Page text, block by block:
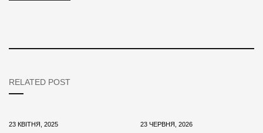
RELATED POST
23 КВІТНЯ, 2025 23 ЧЕРВНЯ, 2026